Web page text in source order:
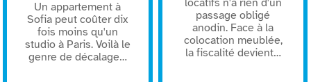
Un appartement à
Sofia peut coûter dix
fois moins qu'un
studio à Paris. Voilà le
genre de décalage…
passage obligé
anodin. Face à la
colocation meublée,
la fiscalité devient…